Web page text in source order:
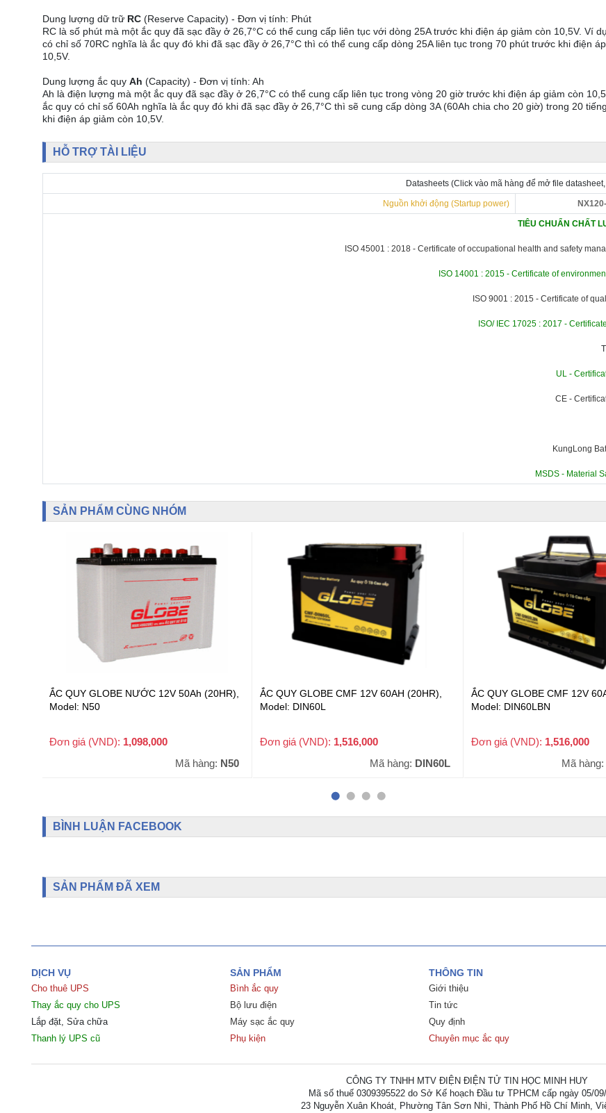
Dung lượng dữ trữ RC (Reserve Capacity) - Đơn vị tính: Phút
RC là số phút mà một ắc quy đã sạc đầy ở 26,7°C có thể cung cấp liên tục với dòng 25A trước khi điện áp giảm còn 10,5V. Ví
có chỉ số 70RC nghĩa là ắc quy đó khi đã sạc đầy ở 26,7°C thì có thể cung cấp dòng 25A liên tục trong 70 phút trước khi điện
10,5V.
Dung lượng ắc quy Ah (Capacity) - Đơn vị tính: Ah
Ah là điện lượng mà một ắc quy đã sạc đầy ở 26,7°C có thể cung cấp liên tục trong vòng 20 giờ trước khi điện áp giảm còn
ắc quy có chỉ số 60Ah nghĩa là ắc quy đó khi đã sạc đầy ở 26,7°C thì sẽ cung cấp dòng 3A (60Ah chia cho 20 giờ) trong 20
khi điện áp giảm còn 10,5V.
HỖ TRỢ TÀI LIỆU
Datasheets (Click vào mã hàng để mở file
Nguồn khởi động (Startup power)
TIÊU CHUẨN CHẤT
ISO 45001 : 2018 - Certificate of occupational health and safety
ISO 14001 : 2015 - Certificate of
ISO 9001 : 2015 - Certificate of
ISO/ IEC 17025 : 2017 -
UL -
CE -
KungLong
MSDS - Material
SẢN PHẨM CÙNG NHÓM
ẮC QUY GLOBE NƯỚC 12V 50Ah (20HR),
Model: N50
Đơn giá (VND): 1,098,000
Mã hàng: N50
ẮC QUY GLOBE CMF 12V 60AH (20HR),
Model: DIN60L
Đơn giá (VND): 1,516,000
Mã hàng: DIN60L
ẮC QUY GLOBE CMF 12V
Model: DIN60LBN
Đơn giá (VND): 1,516,000
Mã hàng:
BÌNH LUẬN FACEBOOK
SẢN PHẨM ĐÃ XEM
DỊCH VỤ
Cho thuê UPS
Thay ắc quy cho UPS
Lắp đặt, Sửa chữa
Thanh lý UPS cũ
SẢN PHẨM
Bình ắc quy
Bộ lưu điện
Máy sạc ắc quy
Phụ kiện
THÔNG TIN
Giới thiệu
Tin tức
Quy định
Chuyên mục ắc quy
CÔNG TY TNHH MTV ĐIỆN ĐIỆN TỬ TIN HỌC MINH HUY
Mã số thuế 0309395522 do Sở Kế hoạch Đầu tư TPHCM cấp ngày 05/
23 Nguyễn Xuân Khoát, Phường Tân Sơn Nhì, Thành Phố Hồ Chí Minh,